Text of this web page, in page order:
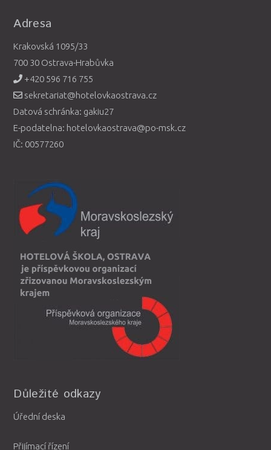
Adresa
Krakovská 1095/33
700 30 Ostrava-Hrabůvka
+420 596 716 755
sekretariat@hotelovkaostrava.cz
Datová schránka: gakiu27
E-podatelna: hotelovkaostrava@po-msk.cz
IČ: 00577260
Důležité odkazy
Úřední deska
Přijímací řízení